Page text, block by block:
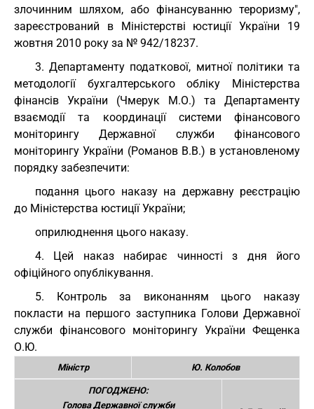
злочинним шляхом, або фінансуванню тероризму",
зареєстрований в Міністерстві юстиції України 19
жовтня 2010 року за № 942/18237.
3. Департаменту податкової, митної політики та
методології бухгалтерського обліку Міністерства
фінансів України (Чмерук М.О.) та Департаменту
взаємодії та координації системи фінансового
моніторингу Державної служби фінансового
моніторингу України (Романов В.В.) в установленому
порядку забезпечити:
подання цього наказу на державну реєстрацію
до Міністерства юстиції України;
оприлюднення цього наказу.
4. Цей наказ набирає чинності з дня його
офіційного опублікування.
5. Контроль за виконанням цього наказу
покласти на першого заступника Голови Державної
служби фінансового моніторингу України Фещенка
О.Ю.
Міністр Ю. Колобов
ПОГОДЖЕНО:
Голова Державної служби